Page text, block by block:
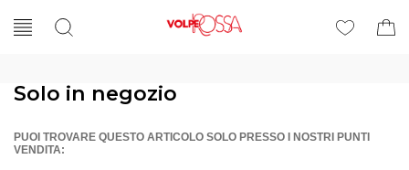
Solo in negozio
PUOI TROVARE QUESTO ARTICOLO SOLO PRESSO I NOSTRI PUNTI
VENDITA: